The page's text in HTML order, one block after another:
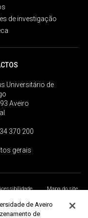
de investigação
Universitário de
Aveiro
370 200
gerais
Mapa do site
de Aveiro
de